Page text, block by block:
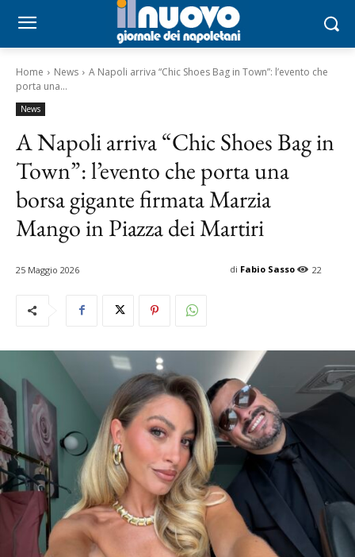
Home News
A Napoli arriva “Chic Shoes Bag in Town”: l’evento che
porta una...
News
A Napoli arriva “Chic Shoes Bag in
Town”: l’evento che porta una
borsa gigante firmata Marzia
Mango in Piazza dei Martiri
25 Maggio 2026 22
di Fabio Sasso